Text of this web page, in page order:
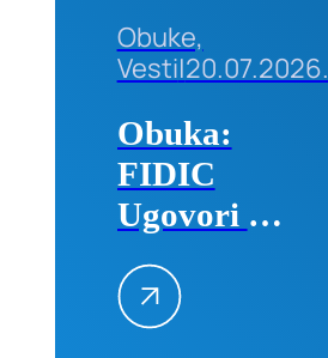
Obuke,
Vesti|20.07.2026.
Obuka:
FIDIC
Ugovori –
Primena na
projektima,
25–26.